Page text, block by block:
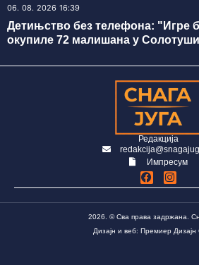
06. 08. 2026 16:39
Детињство без телефона: "Игре
окупиле 72 малишана у Солотуши
Редакција
Импресум
2026. © Сва права задржана.
Дизајн и веб: Премиер Дизајн